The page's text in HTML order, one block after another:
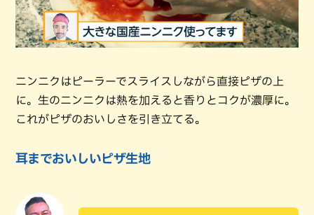
ニンニクはピーラーでスライスしながら直接ピザの上
に。生のニンニクは熱を加えると香りとコクが濃厚に。
これがピザのおいしさを引き立てる。
耳までおいしいピザ生地